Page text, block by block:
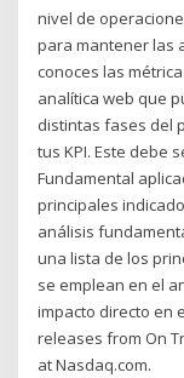
nivel de
para mantener las
conoces las
analítica web que
distintas fases del
tus KPI. Este debe
Fundamental
principales
análisis
una lista de los
se emplean en el
impacto directo en
releases from On
at Nasdaq.com.